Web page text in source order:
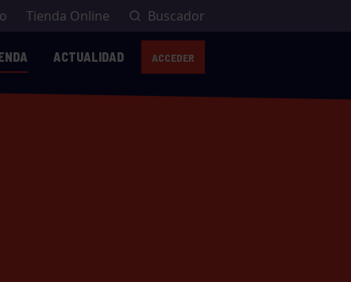
Tienda Online Buscador
ACTUALIDAD ACCEDER